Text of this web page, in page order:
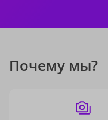
Почему мы?